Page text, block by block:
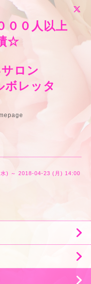
００人以上
☆
ロン
レッタ
) ～ 2018-04-23 (月) 14:00